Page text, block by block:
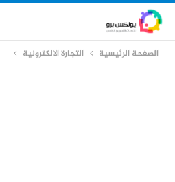
الصفحة الرئيسية التجارة الالكترونية